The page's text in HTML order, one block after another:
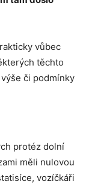
vůbec
těchto
či podmínky
protéz dolní
měli nulovou
vozíčkáři